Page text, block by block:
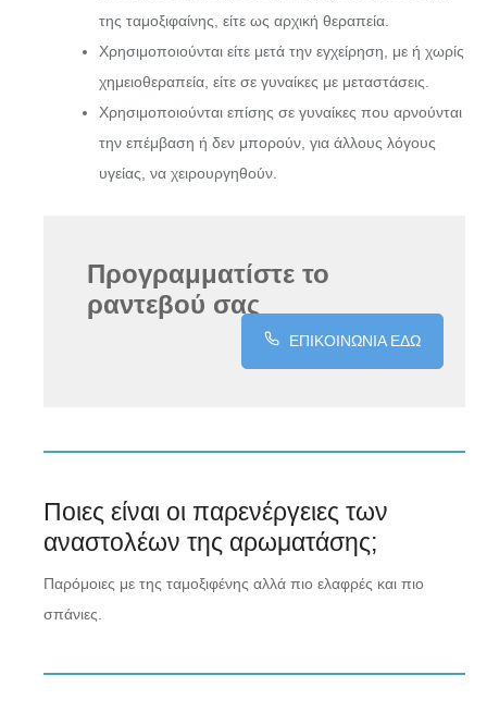
της ταμοξιφαίνης, είτε ως αρχική θεραπεία.
Χρησιμοποιούνται είτε μετά την εγχείρηση, με ή χωρίς
χημειοθεραπεία, είτε σε γυναίκες με μεταστάσεις.
Χρησιμοποιούνται επίσης σε γυναίκες που αρνούνται
την επέμβαση ή δεν μπορούν, για άλλους λόγους
υγείας, να χειρουργηθούν.
Προγραμματίστε το
ραντεβού σας
ΕΠΙΚΟΙΝΩΝΙΑ ΕΔΩ
Ποιες είναι οι παρενέργειες των
αναστολέων της αρωματάσης;
Παρόμοιες με της ταμοξιφένης αλλά πιο ελαφρές και πιο
σπάνιες.